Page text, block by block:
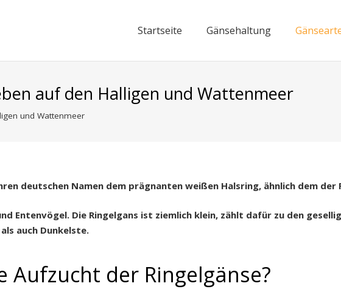
Startseite Gänsehaltung
auf den Halligen und Wattenmeer
und Wattenmeer
deutschen Namen dem prägnanten weißen Halsring, ähnlich dem der
Entenvögel. Die Ringelgans ist ziemlich klein, zählt dafür zu den
auch Dunkelste.
Aufzucht der Ringelgänse?